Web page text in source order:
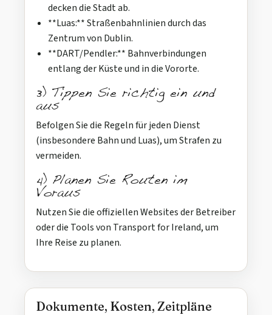
decken die Stadt ab.
**Luas:** Straßenbahnlinien durch das
Zentrum von Dublin.
**DART/Pendler:** Bahnverbindungen
entlang der Küste und in die Vororte.
3) Tippen Sie richtig ein und
aus
Befolgen Sie die Regeln für jeden Dienst
(insbesondere Bahn und Luas), um Strafen zu
vermeiden.
4) Planen Sie Routen im
Voraus
Nutzen Sie die offiziellen Websites der Betreiber
oder die Tools von Transport for Ireland, um
Ihre Reise zu planen.
Dokumente, Kosten, Zeitpläne